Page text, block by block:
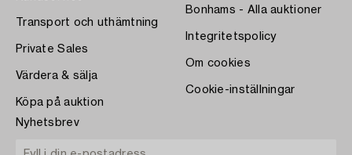
Transport och uthämtning
Private Sales
Värdera & sälja
Köpa på auktion
Bonhams - Alla auktioner
Integritetspolicy
Om cookies
Cookie-inställningar
Nyhetsbrev